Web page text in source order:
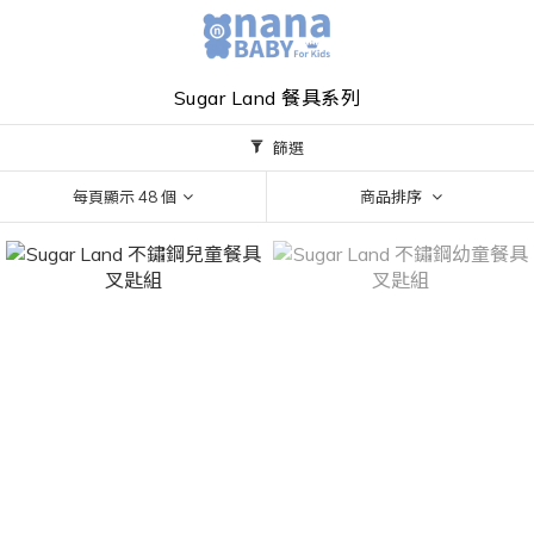
Sugar Land 餐具系列
篩選
每頁顯示 48 個 商品排序